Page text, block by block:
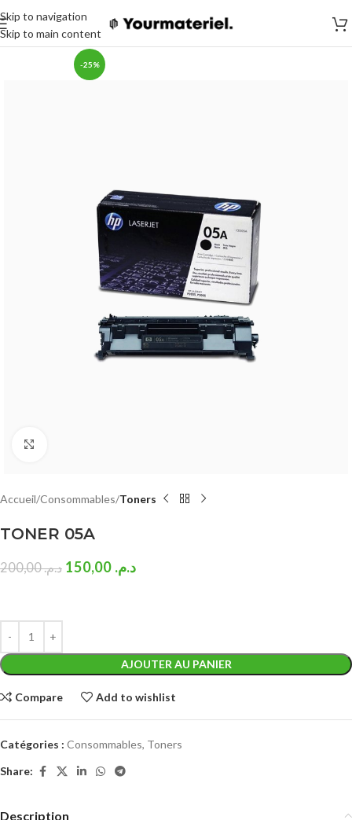
Skip to navigation
Skip to main content
-25%
Accueil Consommables Toners
TONER 05A
د.م.200,00 د.م.
AJOUTER AU PANIER
Compare Add to wishlist
Catégories : Consommables, Toners
Share:
Description